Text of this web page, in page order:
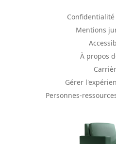
Mentions
À propos
Gérer
Personnes-